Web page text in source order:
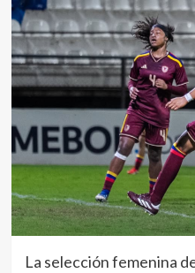
La selección femenina